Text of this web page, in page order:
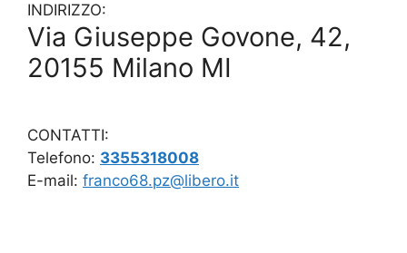
INDIRIZZO:
Via Giuseppe Govone, 42,
20155 Milano MI
CONTATTI:
Telefono: 3355318008
E-mail: franco68.pz@libero.it